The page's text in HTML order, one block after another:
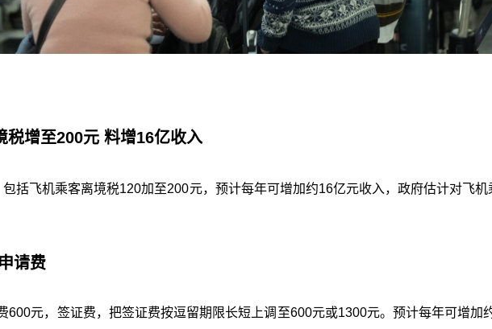
税增至200元 料增16亿收入
括飞机乘客离境税120加至200元，预计每年可增加约16亿元收入，政府估计对飞机
请费
600元，签证费，把签证费按逗留期限长短上调至600元或1300元。预计每年可增加